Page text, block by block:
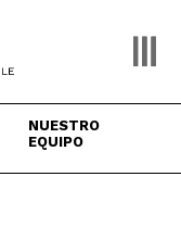
NUESTRO
EQUIPO